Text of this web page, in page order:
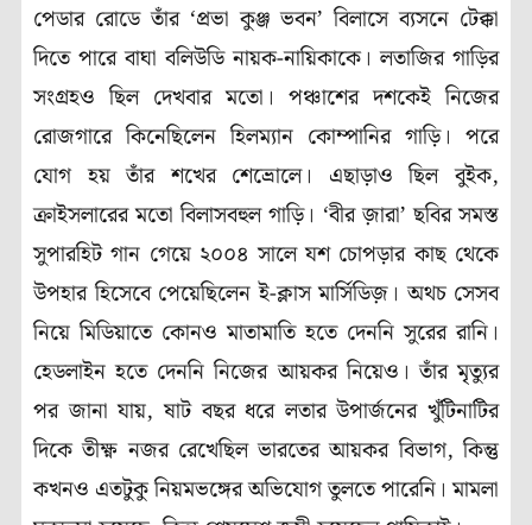
পেডার রোডে তাঁর ‘প্রভা কুঞ্জ ভবন’ বিলাসে ব্যসনে টেক্কা
দিতে পারে বাঘা বলিউডি নায়ক-নায়িকাকে। লতাজির গাড়ির
সংগ্রহও ছিল দেখবার মতো। পঞ্চাশের দশকেই নিজের
রোজগারে কিনেছিলেন হিলম্যান কোম্পানির গাড়ি। পরে
যোগ হয় তাঁর শখের শেভ্রোলে। এছাড়াও ছিল বুইক,
ক্রাইসলারের মতো বিলাসবহুল গাড়ি। ‘বীর জ়ারা’ ছবির সমস্ত
সুপারহিট গান গেয়ে ২০০৪ সালে যশ চোপড়ার কাছ থেকে
উপহার হিসেবে পেয়েছিলেন ই-ক্লাস মার্সিডিজ়। অথচ সেসব
নিয়ে মিডিয়াতে কোনও মাতামাতি হতে দেননি সুরের রানি।
হেডলাইন হতে দেননি নিজের আয়কর নিয়েও। তাঁর মৃত্যুর
পর জানা যায়, ষাট বছর ধরে লতার উপার্জনের খুঁটিনাটির
দিকে তীক্ষ্ণ নজর রেখেছিল ভারতের আয়কর বিভাগ, কিন্তু
কখনও এতটুকু নিয়মভঙ্গের অভিযোগ তুলতে পারেনি। মামলা